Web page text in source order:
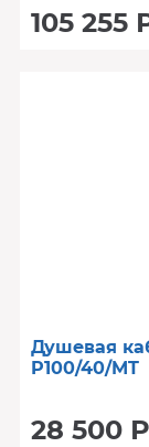
105 255
Душевая
P100/40/MT
28 500 Р